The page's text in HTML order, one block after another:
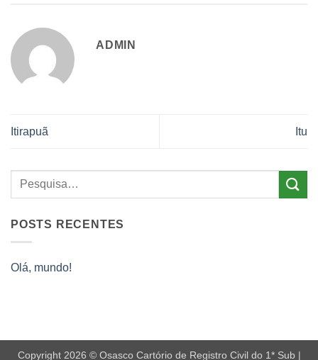
ADMIN
Itirapuã Itu
POSTS RECENTES
Olá, mundo!
Copyright 2026 © Osasco Cartório de Registro Civil do 1* Sub |